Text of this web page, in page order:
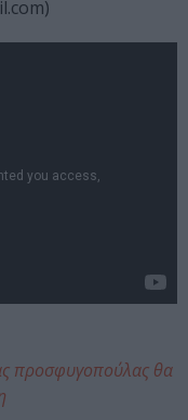
προσφυγοπούλας θα